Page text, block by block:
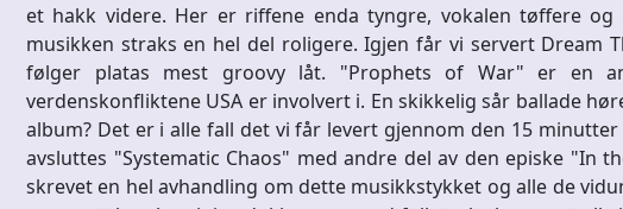
et hakk videre. Her er riffene enda tyngre, vokalen tøffere
musikken straks en hel del roligere. Igjen får vi servert Dream
følger platas mest groovy låt. "Prophets of War" er en
verdenskonfliktene USA er involvert i. En skikkelig sår ballade
album? Det er i alle fall det vi får levert gjennom den 15
avsluttes "Systematic Chaos" med andre del av den episke "In
skrevet en hel avhandling om dette musikkstykket og alle de